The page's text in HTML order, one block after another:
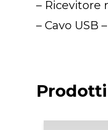
– Ricevitore
– Cavo USB